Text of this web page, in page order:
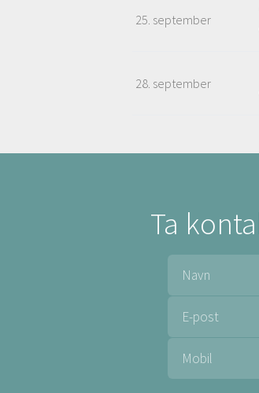
25. september
28. september
Ta